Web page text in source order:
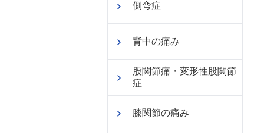
側弯症
背中の痛み
股関節痛・変形性股関節
症
膝関節の痛み